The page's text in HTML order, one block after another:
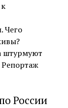
Чего
штурмуют
России